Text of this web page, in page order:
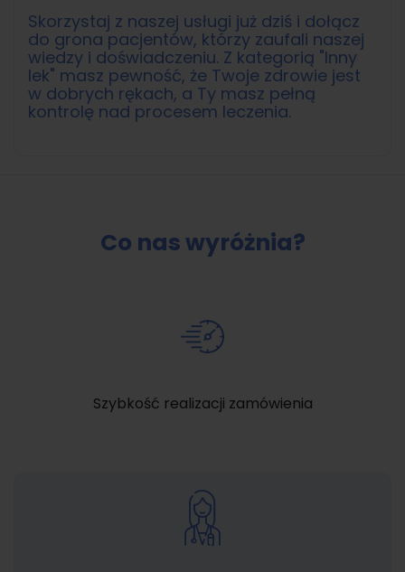
Skorzystaj z naszej usługi już dziś i dołącz
do grona pacjentów, którzy zaufali naszej
wiedzy i doświadczeniu. Z kategorią "Inny
lek" masz pewność, że Twoje zdrowie jest
w dobrych rękach, a Ty masz pełną
kontrolę nad procesem leczenia.
Co nas wyróżnia?
Szybkość realizacji zamówienia